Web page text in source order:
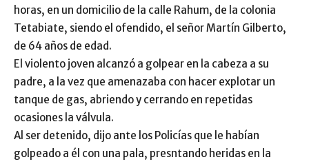
horas, en un domicilio de la calle Rahum, de la colonia
Tetabiate, siendo el ofendido, el señor Martín Gilberto,
de 64 años de edad.
El violento joven alcanzó a golpear en la cabeza a su
padre, a la vez que amenazaba con hacer explotar un
tanque de gas, abriendo y cerrando en repetidas
ocasiones la válvula.
Al ser detenido, dijo ante los Policías que le habían
golpeado a él con una pala, presntando heridas en la